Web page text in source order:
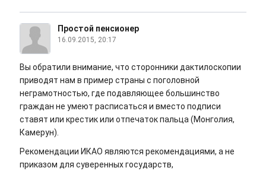
Простой пенсионер
16.09.2015, 20:17
Вы обратили внимание, что сторонники дактилоскопии
приводят нам в пример страны с поголовной
неграмотностью, где подавляющее большинство
граждан не умеют расписаться и вместо подписи
ставят или крестик или отпечаток пальца (Монголия,
Камерун).
Рекомендации ИКАО являются рекомендациями, а не
приказом для суверенных государств,